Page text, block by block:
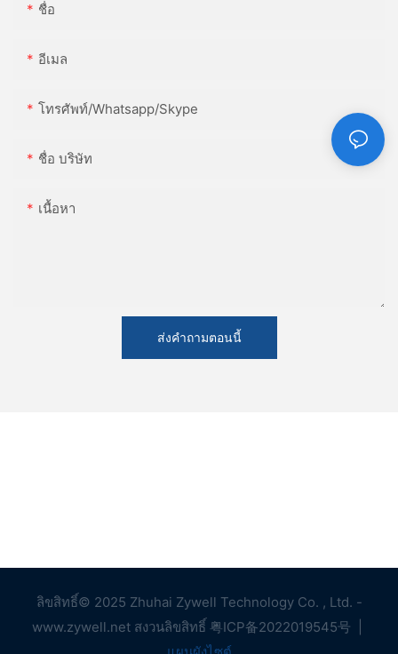
ชื่อ
อีเมล
โทรศัพท์/whatsapp/skype
ชื่อ บริษัท
เนื้อหา
ส่งคำถามตอนนี้
ลิขสิทธิ์© 2025 Zhuhai Zywell Technology Co. , Ltd. -
www.zywell.net สงวนลิขสิทธิ์ 粤ICP备2022019545号